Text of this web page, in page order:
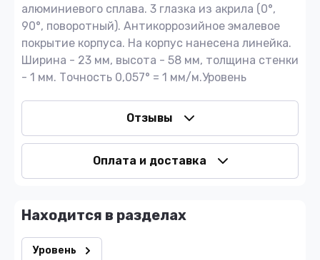
алюминиевого сплава. 3 глазка из акрила (0°,
90°, поворотный). Антикоррозийное эмалевое
покрытие корпуса. На корпус нанесена линейка.
Ширина - 23 мм, высота - 58 мм, толщина стенки
- 1 мм. Точность 0,057° = 1 мм/м.Уровень
Отзывы
Оплата и доставка
Находится в разделах
Уровень